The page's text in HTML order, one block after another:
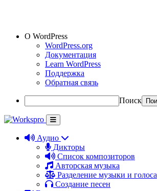
О WordPress
WordPress.org
Документация
Learn WordPress
Поддержка
Обратная связь
Поиск
Аудио
Дикторы
Список композиторов
Авторская музыка
Разделение музыки и голоса
Создание песен